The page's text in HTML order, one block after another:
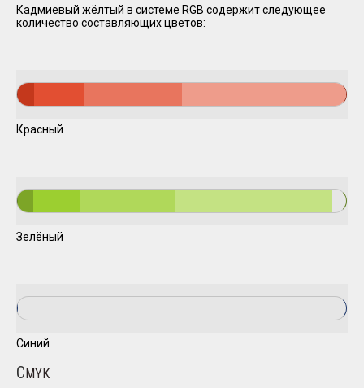
Кадмиевый жёлтый в системе RGB содержит следующее
количество составляющих цветов:
Красный
Зелёный
Синий
CMYK